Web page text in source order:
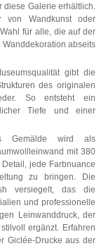
diese Galerie erhältlich.
von Wandkunst oder
für alle, die auf der
abseits
gibt die
des originalen
So entsteht ein
Tiefe und einer
Gemälde wird als
mit 380
jede Farbnuance
zu bringen. Die
versiegelt, das die
und professionelle
Leinwanddruck, der
ergänzt. Erfahren
Giclée-Drucke aus der